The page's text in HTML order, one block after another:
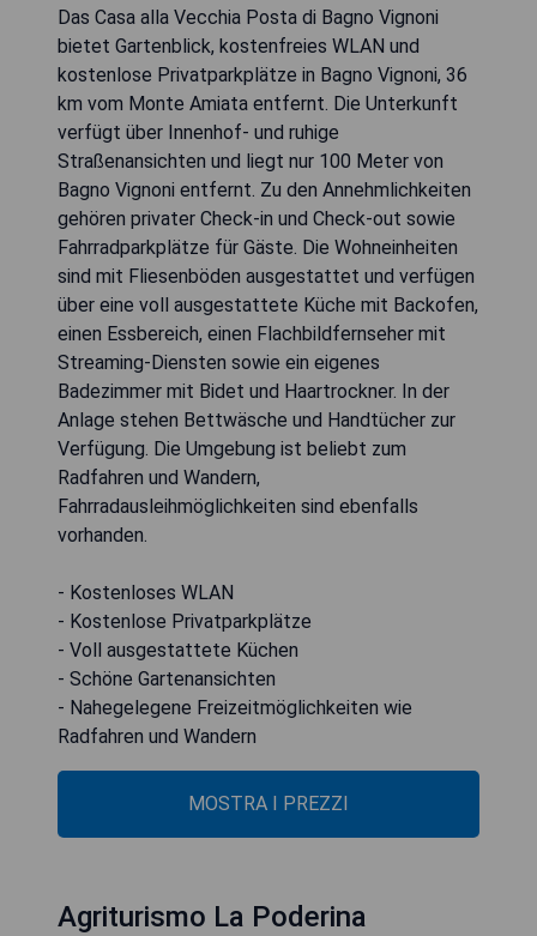
Das Casa alla Vecchia Posta di Bagno Vignoni
bietet Gartenblick, kostenfreies WLAN und
kostenlose Privatparkplätze in Bagno Vignoni, 36
km vom Monte Amiata entfernt. Die Unterkunft
verfügt über Innenhof- und ruhige
Straßenansichten und liegt nur 100 Meter von
Bagno Vignoni entfernt. Zu den Annehmlichkeiten
gehören privater Check-in und Check-out sowie
Fahrradparkplätze für Gäste. Die Wohneinheiten
sind mit Fliesenböden ausgestattet und verfügen
über eine voll ausgestattete Küche mit Backofen,
einen Essbereich, einen Flachbildfernseher mit
Streaming-Diensten sowie ein eigenes
Badezimmer mit Bidet und Haartrockner. In der
Anlage stehen Bettwäsche und Handtücher zur
Verfügung. Die Umgebung ist beliebt zum
Radfahren und Wandern,
Fahrradausleihmöglichkeiten sind ebenfalls
vorhanden.
- Kostenloses WLAN
- Kostenlose Privatparkplätze
- Voll ausgestattete Küchen
- Schöne Gartenansichten
- Nahegelegene Freizeitmöglichkeiten wie
Radfahren und Wandern
MOSTRA I PREZZI
Agriturismo La Poderina